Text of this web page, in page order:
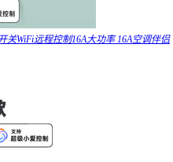
WiFi远程控制16A大功率 16A空调伴侣